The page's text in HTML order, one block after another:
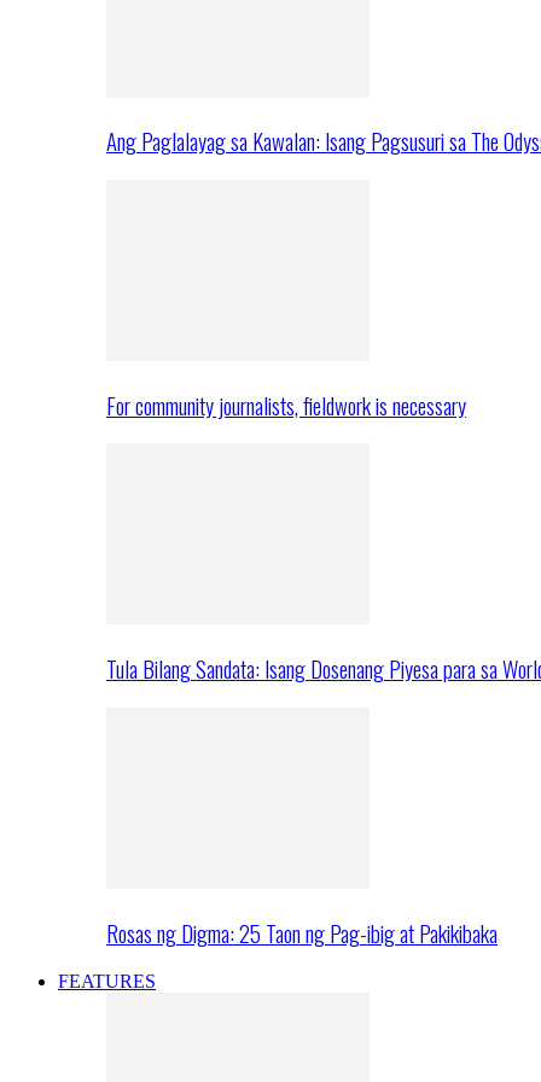
Ang Paglalayag sa Kawalan: Isang Pagsusuri sa The
For community journalists, fieldwork is necessary
Tula Bilang Sandata: Isang Dosenang Piyesa para sa
Rosas ng Digma: 25 Taon ng Pag-ibig at Pakikibaka
FEATURES